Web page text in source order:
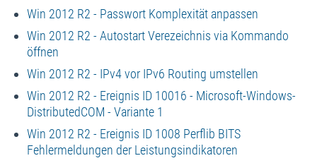
Win 2012 R2 - Passwort Komplexität anpassen
Win 2012 R2 - Autostart Verezeichnis via Kommando
öffnen
Win 2012 R2 - IPv4 vor IPv6 Routing umstellen
Win 2012 R2 - Ereignis ID 10016 - Microsoft-Windows-
DistributedCOM - Variante 1
Win 2012 R2 - Ereignis ID 1008 Perflib BITS
Fehlermeldungen der Leistungsindikatoren